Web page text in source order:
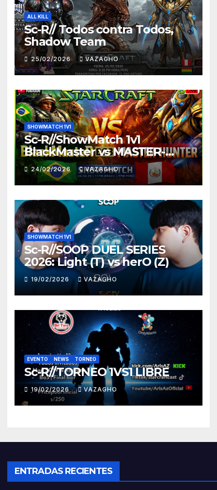
ALL KILL
Sc-R// Todos contra Todos,
Shadow Team
25/02/2026 VAZAGHO
SHOWMATCH 1V1
Sc-R//ShowMatch 1v1
BlackMaster vs MASTER-
HUNTER
24/02/2026 VAZAGHO
SHOWMATCH 1V1
Sc-R//SOOP DUEL SERIES
2026: Light (T) vs herO (Z)
19/02/2026 VAZAGHO
EVENTO NEWS TORNEO
Sc-R//TORNEO 1VS1 LIBRE
19/02/2026 VAZAGHO
ENTRADAS RECIENTES